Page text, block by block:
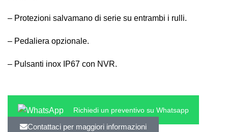
– Protezioni salvamano di serie su entrambi i rulli.
– Pedaliera opzionale.
– Pulsanti inox IP67 con NVR.
Richiedi un preventivo su Whatsapp
Contattaci per maggiori informazioni